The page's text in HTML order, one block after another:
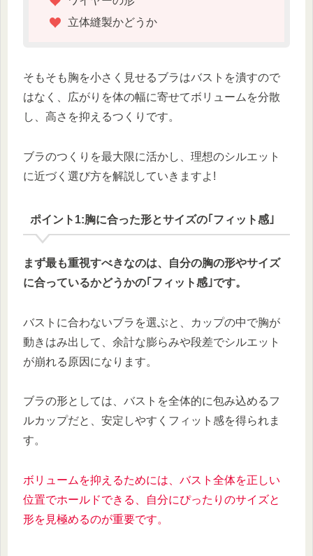
立体縫製かどうか
そもそも胸を小さく見せるブラはバストを潰すので
はなく、広がりを体の幅に寄せてボリュームを分散
し、高さを抑えるつくりです。
ブラのつくりを最大限に活かし、理想のシルエット
に近づく選び方を解説していきますよ!
ポイント1:胸に合った形とサイズの｢フィット感｣
まず最も重視すべきなのは、自分の胸の形やサイズ
に合っているかどうかの｢フィット感｣です。
バストに合わないブラを選ぶと、カップの中で胸が
動きはみ出して、余計な膨らみや段差でシルエット
が崩れる原因になります。
ブラの形としては、バストを全体的に包み込めるフ
ルカップだと、安定しやすくフィット感を得られま
す。
ボリュームを抑えるためには、バスト全体を正しい
位置でホールドできる、自分にぴったりのサイズと
形を見極めるのが重要です。